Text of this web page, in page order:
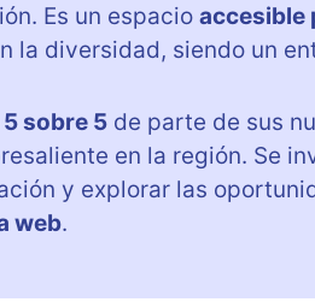
Es un espacio accesible
la diversidad, siendo un
sobre 5 de parte de sus
en la región. Se
y explorar las
web.